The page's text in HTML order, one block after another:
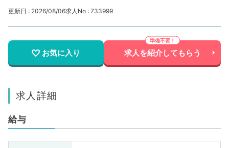
更新日 : 2026/08/06求人No : 733999
お気に入り 求人を紹介してもらう
求人詳細
給与